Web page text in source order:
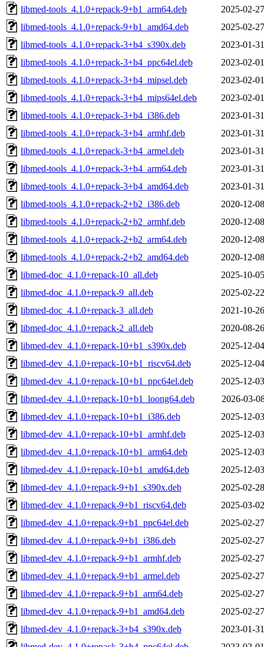
libmed-tools_4.1.0+repack-9+b1_arm64.deb
2025-02-
libmed-tools_4.1.0+repack-9+b1_amd64.deb
2025-02-
libmed-tools_4.1.0+repack-3+b4_s390x.deb
2023-01-
libmed-tools_4.1.0+repack-3+b4_ppc64el.deb
2023-02-
libmed-tools_4.1.0+repack-3+b4_mipsel.deb
2023-02-
libmed-tools_4.1.0+repack-3+b4_mips64el.deb
2023-02-
libmed-tools_4.1.0+repack-3+b4_i386.deb
2023-01-
libmed-tools_4.1.0+repack-3+b4_armhf.deb
2023-01-
libmed-tools_4.1.0+repack-3+b4_armel.deb
2023-01-
libmed-tools_4.1.0+repack-3+b4_arm64.deb
2023-01-
libmed-tools_4.1.0+repack-3+b4_amd64.deb
2023-01-
libmed-tools_4.1.0+repack-2+b2_i386.deb
2020-12-
libmed-tools_4.1.0+repack-2+b2_armhf.deb
2020-12-
libmed-tools_4.1.0+repack-2+b2_arm64.deb
2020-12-
libmed-tools_4.1.0+repack-2+b2_amd64.deb
2020-12-
libmed-doc_4.1.0+repack-10_all.deb
2025-10-
libmed-doc_4.1.0+repack-9_all.deb
2025-02-
libmed-doc_4.1.0+repack-3_all.deb
2021-10-
libmed-doc_4.1.0+repack-2_all.deb
2020-08-
libmed-dev_4.1.0+repack-10+b1_s390x.deb
2025-12-
libmed-dev_4.1.0+repack-10+b1_riscv64.deb
2025-12-
libmed-dev_4.1.0+repack-10+b1_ppc64el.deb
2025-12-
libmed-dev_4.1.0+repack-10+b1_loong64.deb
2026-03-
libmed-dev_4.1.0+repack-10+b1_i386.deb
2025-12-
libmed-dev_4.1.0+repack-10+b1_armhf.deb
2025-12-
libmed-dev_4.1.0+repack-10+b1_arm64.deb
2025-12-
libmed-dev_4.1.0+repack-10+b1_amd64.deb
2025-12-
libmed-dev_4.1.0+repack-9+b1_s390x.deb
2025-02-
libmed-dev_4.1.0+repack-9+b1_riscv64.deb
2025-03-
libmed-dev_4.1.0+repack-9+b1_ppc64el.deb
2025-02-
libmed-dev_4.1.0+repack-9+b1_i386.deb
2025-02-
libmed-dev_4.1.0+repack-9+b1_armhf.deb
2025-02-
libmed-dev_4.1.0+repack-9+b1_armel.deb
2025-02-
libmed-dev_4.1.0+repack-9+b1_arm64.deb
2025-02-
libmed-dev_4.1.0+repack-9+b1_amd64.deb
2025-02-
libmed-dev_4.1.0+repack-3+b4_s390x.deb
2023-01-